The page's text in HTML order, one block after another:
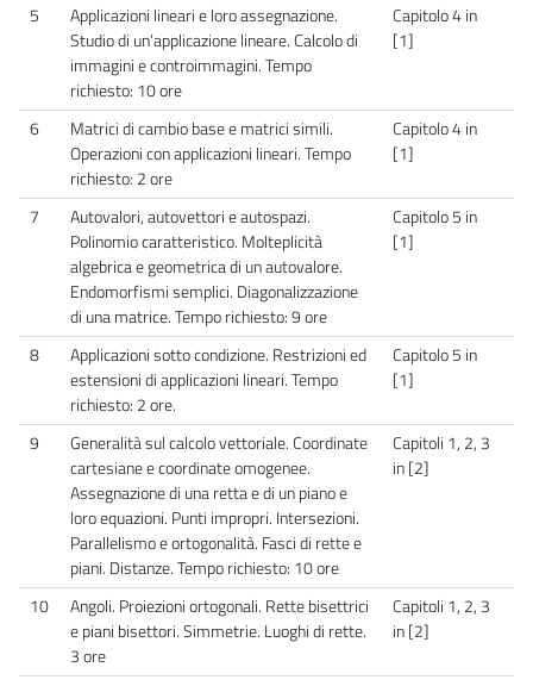
5
Applicazioni lineari e loro assegnazione.
Studio di un’applicazione lineare. Calcolo di
immagini e controimmagini. Tempo
richiesto: 10 ore
Capitolo 4 in
[1]
6
Matrici di cambio base e matrici simili.
Operazioni con applicazioni lineari. Tempo
richiesto: 2 ore
Capitolo 4 in
[1]
7
Autovalori, autovettori e autospazi.
Polinomio caratteristico. Molteplicità
algebrica e geometrica di un autovalore.
Endomorfismi semplici. Diagonalizzazione
di una matrice. Tempo richiesto: 9 ore
Capitolo 5 in
[1]
8
Applicazioni sotto condizione. Restrizioni ed
estensioni di applicazioni lineari. Tempo
richiesto: 2 ore.
Capitolo 5 in
[1]
9
Generalità sul calcolo vettoriale. Coordinate
cartesiane e coordinate omogenee.
Assegnazione di una retta e di un piano e
loro equazioni. Punti impropri. Intersezioni.
Parallelismo e ortogonalità. Fasci di rette e
piani. Distanze. Tempo richiesto: 10 ore
Capitoli 1, 2, 3
in [2]
10
Angoli. Proiezioni ortogonali. Rette bisettrici
e piani bisettori. Simmetrie. Luoghi di rette.
3 ore
Capitoli 1, 2, 3
in [2]